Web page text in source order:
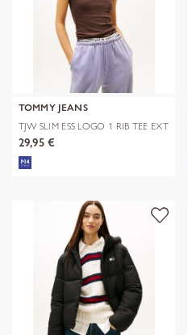
TOMMY JEANS
TJW SLIM ESS LOGO 1 RIB TEE EXT
29,95 €